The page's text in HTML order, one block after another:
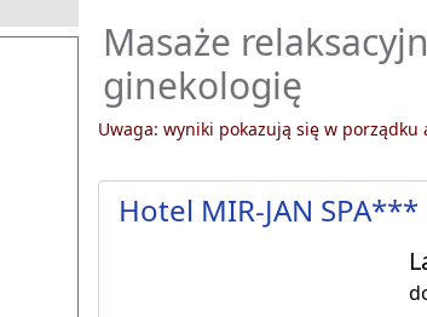
Masaże
ginekologię
Uwaga: wyniki pokazują się w
Hotel MIR-JAN SPA***